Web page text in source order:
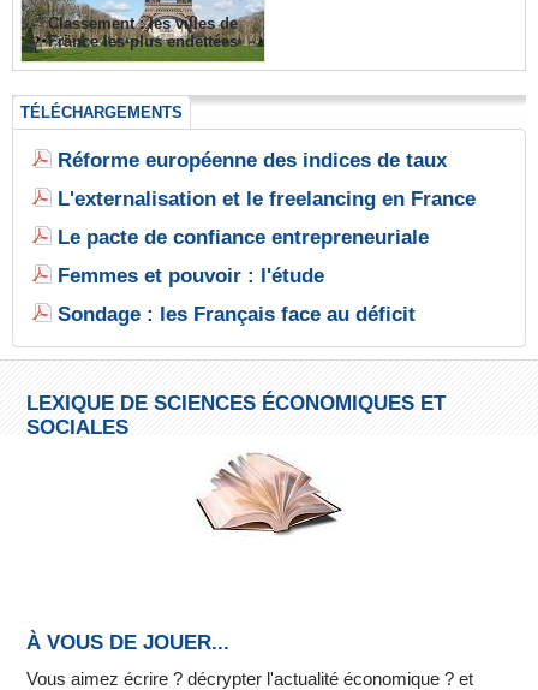
Classement : les villes de
France les plus endettées
TÉLÉCHARGEMENTS
Réforme européenne des indices de taux
L'externalisation et le freelancing en France
Le pacte de confiance entrepreneuriale
Femmes et pouvoir : l'étude
Sondage : les Français face au déficit
LEXIQUE DE SCIENCES ÉCONOMIQUES ET
SOCIALES
À VOUS DE JOUER...
Vous aimez écrire ? décrypter l'actualité économique ? et